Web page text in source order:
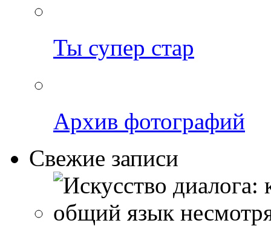
Ты супер стар
Архив фотографий
Свежие записи